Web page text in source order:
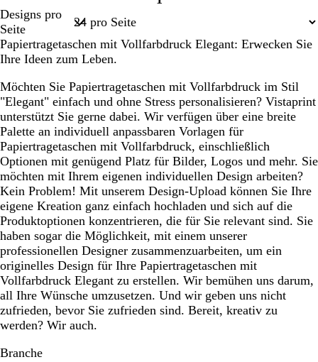
k
l
b
a
u
u
l
r
a
n
w
r
z
k
l
b
a
u
s
v
i
l
e
t
t
Seite
Designs pro
Seite
Papiertragetaschen mit Vollfarbdruck Elegant: Erwecken Sie
Ihre Ideen zum Leben.
Möchten Sie Papiertragetaschen mit Vollfarbdruck im Stil
"Elegant" einfach und ohne Stress personalisieren? Vistaprint
unterstützt Sie gerne dabei. Wir verfügen über eine breite
Palette an individuell anpassbaren Vorlagen für
Papiertragetaschen mit Vollfarbdruck, einschließlich
Optionen mit genügend Platz für Bilder, Logos und mehr. Sie
möchten mit Ihrem eigenen individuellen Design arbeiten?
Kein Problem! Mit unserem Design-Upload können Sie Ihre
eigene Kreation ganz einfach hochladen und sich auf die
Produktoptionen konzentrieren, die für Sie relevant sind. Sie
haben sogar die Möglichkeit, mit einem unserer
professionellen Designer zusammenzuarbeiten, um ein
originelles Design für Ihre Papiertragetaschen mit
Vollfarbdruck Elegant zu erstellen. Wir bemühen uns darum,
all Ihre Wünsche umzusetzen. Und wir geben uns nicht
zufrieden, bevor Sie zufrieden sind. Bereit, kreativ zu
werden? Wir auch.
Branche